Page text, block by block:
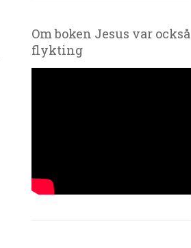
Om boken Jesus var också
flykting